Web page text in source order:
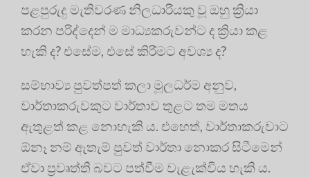
පළපුරුදු මැතිවරණ නිලධාරියකු වූ ඔහු ක්‍රියා
කරන පරිද්දෙන් ම මාධ්‍යකරුවන්ට ද ක්‍රියා කළ
හැකි ද? එසේම, එසේ කිරීමට අවශ්‍ය ද?
සම්භාව්‍ය පුවත්පත් කලා මූලධර්ම අනුව,
වාර්තාකරුවකුට වාර්තාව තුළට තම මතය
ඇතුළත් කළ නොහැකි ය. එහෙත්, වාර්තාකරුවාට
ඕනෑ නම් ඇතැම් පුවත් වාර්තා නොකර සිටීමෙන්
ඒවා ප්‍රවෘත්ති බවට පත්වීම වැළැක්විය හැකි ය.